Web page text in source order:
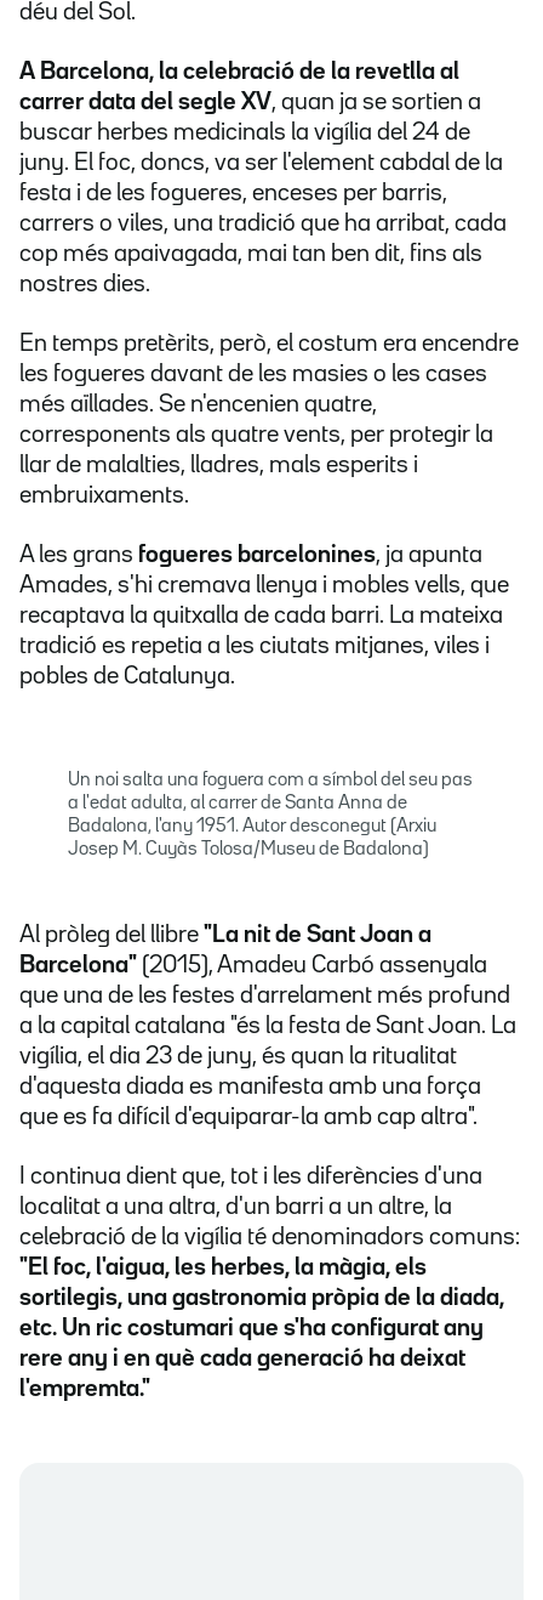
déu del Sol.
A Barcelona, la celebració de la revetlla al
carrer data del segle XV, quan ja se sortien a
buscar herbes medicinals la vigília del 24 de
juny. El foc, doncs, va ser l'element cabdal de la
festa i de les fogueres, enceses per barris,
carrers o viles, una tradició que ha arribat, cada
cop més apaivagada, mai tan ben dit, fins als
nostres dies.
En temps pretèrits, però, el costum era encendre
les fogueres davant de les masies o les cases
més aïllades. Se n'encenien quatre,
corresponents als quatre vents, per protegir la
llar de malalties, lladres, mals esperits i
embruixaments.
A les grans fogueres barcelonines, ja apunta
Amades, s'hi cremava llenya i mobles vells, que
recaptava la quitxalla de cada barri. La mateixa
tradició es repetia a les ciutats mitjanes, viles i
pobles de Catalunya.
Un noi salta una foguera com a símbol del seu pas
a l'edat adulta, al carrer de Santa Anna de
Badalona, l'any 1951. Autor desconegut (Arxiu
Josep M. Cuyàs Tolosa/Museu de Badalona)
Al pròleg del llibre "La nit de Sant Joan a
Barcelona" (2015), Amadeu Carbó assenyala
que una de les festes d'arrelament més profund
a la capital catalana "és la festa de Sant Joan. La
vigília, el dia 23 de juny, és quan la ritualitat
d'aquesta diada es manifesta amb una força
que es fa difícil d'equiparar-la amb cap altra".
I continua dient que, tot i les diferències d'una
localitat a una altra, d'un barri a un altre, la
celebració de la vigília té denominadors comuns:
"El foc, l'aigua, les herbes, la màgia, els
sortilegis, una gastronomia pròpia de la diada,
etc. Un ric costumari que s'ha configurat any
rere any i en què cada generació ha deixat
l'empremta."